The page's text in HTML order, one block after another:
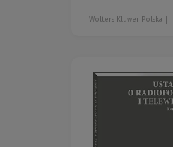
Wolters Kluwer Polska